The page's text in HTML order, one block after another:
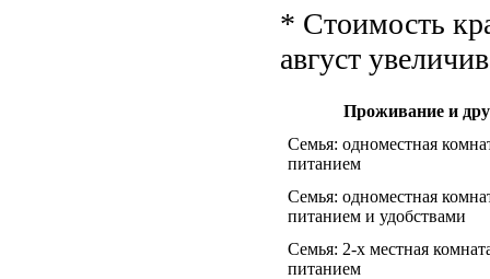
* Стоимость
август
Проживание и
Семья: одноместная
питанием
Семья: одноместная
питанием и удобствами
Семья: 2-х местная
питанием